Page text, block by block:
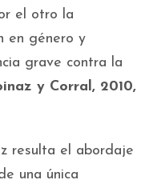
el otro la
en género y
grave contra la
y Corral, 2010,
resulta el abordaje
una única